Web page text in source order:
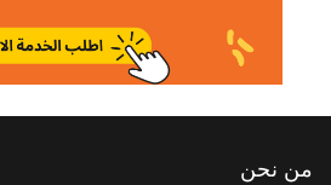
من نحن